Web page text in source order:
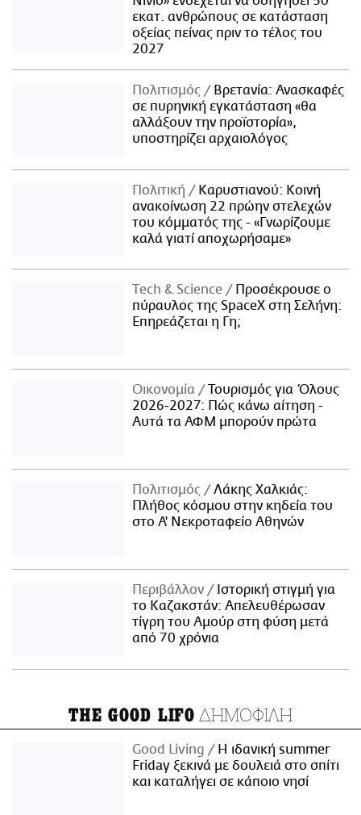
εκατ. ανθρώπους σε κατάσταση
οξείας πείνας πριν το τέλος του
2027
Πολιτισμός
Βρετανία: Ανασκαφές
σε πυρηνική εγκατάσταση «θα
αλλάξουν την προϊστορία»,
υποστηρίζει αρχαιολόγος
Πολιτική
Καρυστιανού: Κοινή
ανακοίνωση 22 πρώην στελεχών
του κόμματός της - «Γνωρίζουμε
καλά γιατί αποχωρήσαμε»
Τech & Science
Προσέκρουσε ο
πύραυλος της SpaceX στη Σελήνη:
Επηρεάζεται η Γη;
Οικονομία
Τουρισμός για Όλους
2026-2027: Πώς κάνω αίτηση -
Αυτά τα ΑΦΜ μπορούν πρώτα
Πολιτισμός
Λάκης Χαλκιάς:
Πλήθος κόσμου στην κηδεία του
στο Α' Νεκροταφείο Αθηνών
Περιβάλλον
Ιστορική στιγμή για
το Καζακστάν: Απελευθέρωσαν
τίγρη του Αμούρ στη φύση μετά
από 70 χρόνια
THE GOOD LIFO ΔΗΜΟΦΙΛΗ
Good Living
Η ιδανική summer
Friday ξεκινά με δουλειά στο σπίτι
και καταλήγει σε κάποιο νησί